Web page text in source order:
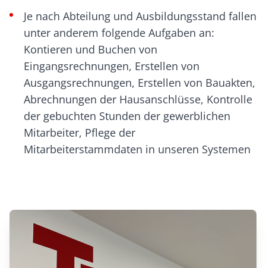
Je nach Abteilung und Ausbildungsstand fallen
unter anderem folgende Aufgaben an:
Kontieren und Buchen von
Eingangsrechnungen, Erstellen von
Ausgangsrechnungen, Erstellen von Bauakten,
Abrechnungen der Hausanschlüsse, Kontrolle
der gebuchten Stunden der gewerblichen
Mitarbeiter, Pflege der
Mitarbeiterstammdaten in unseren Systemen